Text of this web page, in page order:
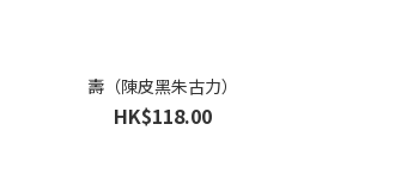
壽（陳皮黑朱古力）
HK$118.00